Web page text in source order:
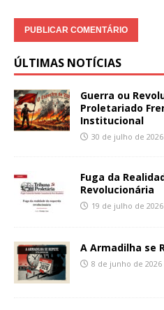
ÚLTIMAS NOTÍCIAS
Guerra ou
Proletariado
Institucional
30 de julho de 2026
Fuga da
Revolucionária
19 de julho de 2026
A Armadilha se
8 de junho de 2026